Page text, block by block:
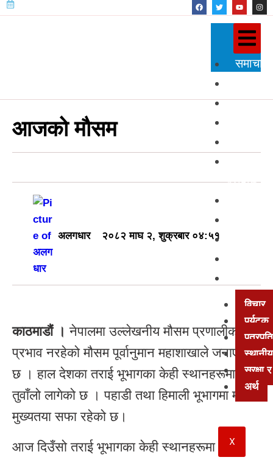
समाचार
प्रदेश
प्रविधि
विचार
पर्यटक
सुरक्षा
अर्थ
X
आजको मौसम
अलगधार २०८२ माघ २, शुक्रबार ०४:५१
काठमाडौं । नेपालमा उल्लेखनीय मौसम प्रणालीको
प्रभाव नरहेको मौसम पूर्वानुमान महाशाखाले जनाएको
छ । हाल देशका तराई भूभागका केही स्थानहरूमा
तुवाँलो लागेको छ । पहाडी तथा हिमाली भूभागमा मौसम
मुख्यतया सफा रहेको छ।
आज दिउँसो तराई भूभागका केही स्थानहरूमा हुस्सु